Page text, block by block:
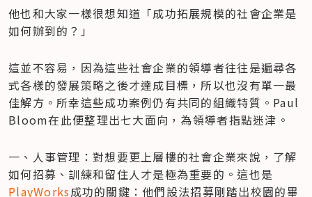
他也和大家一樣很想知道「成功拓展規模的社會企業是
如何辦到的？」
這並不容易，因為這些社會企業的領導者往往是遍尋各
式各樣的發展策略之後才達成目標，所以也沒有單一最
佳解方。所幸這些成功案例仍有共同的組織特質。Paul
Bloom在此便整理出七大面向，為領導者指點迷津。
一、人事管理：對想要更上層樓的社會企業來說，了解
如何招募、訓練和留住人才是極為重要的。這也是
PlayWorks成功的關鍵：他們設法招募剛踏出校園的畢